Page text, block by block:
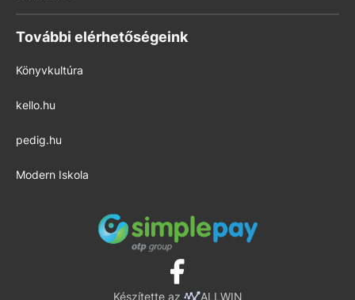
További elérhetőségeink
Könyvkultúra
kello.hu
pedig.hu
Modern Iskola
Készítette az ALLWIN